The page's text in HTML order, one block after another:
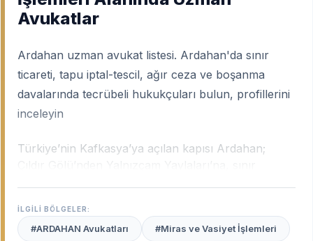
Avukatlar
Ardahan uzman avukat listesi. Ardahan'da sınır
ticareti, tapu iptal-tescil, ağır ceza ve boşanma
davalarında tecrübeli hukukçuları bulun, profillerini
inceleyin
Türkiye’nin Kafkasya’ya açılan kapısı Ardahan;
mülkiyet uyuşmazlıklarından miras davalarına, sınır
kapıları bağlantılı ticari ihtilaflardan aile hukukuna
İLGİLİ BÖLGELER:
#ARDAHAN Avukatları #Miras ve Vasiyet İşlemleri